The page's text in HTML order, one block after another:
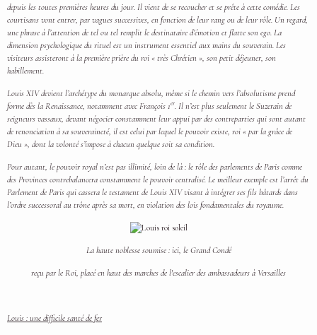
depuis les toutes premières heures du jour. Il vient de se recoucher et se prête à cette comédie. Les
courtisans vont entrer, par vagues successives, en fonction de leur rang ou de leur rôle. Un regard,
une phrase à l’attention de tel ou tel remplit le destinataire d’émotion et flatte son ego. La
dimension psychologique du rituel est un instrument essentiel aux mains du souverain. Les
visiteurs assisteront à la première prière du roi « très Chrétien », son petit déjeuner, son
habillement.
Louis XIV devient l’archétype du monarque absolu, même si le chemin vers l’absolutisme prend
forme dès la Renaissance, notamment avec François 1er. Il n’est plus seulement le Suzerain de
seigneurs vassaux, devant négocier constamment leur appui par des contreparties qui sont autant
de renonciation à sa souveraineté, il est celui par lequel le pouvoir existe, roi « par la grâce de
Dieu », dont la volonté s’impose à chacun quelque soit sa condition.
Pour autant, le pouvoir royal n’est pas illimité, loin de là : le rôle des parlements de Paris comme
des Provinces contrebalancera constamment le pouvoir centralisé. Le meilleur exemple est l’arrêt du
Parlement de Paris qui cassera le testament de Louis XIV visant à intégrer ses fils bâtards dans
l’ordre successoral au trône après sa mort, en violation des lois fondamentales du royaume.
La haute noblesse soumise : ici, le Grand Condé
reçu par le Roi, placé en haut des marches de l'escalier des ambassadeurs à Versailles
Louis : une difficile santé de fer